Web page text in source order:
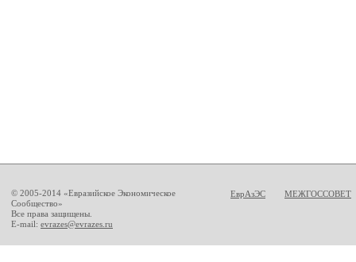
© 2005-2014 «Евразийское Экономическое
Сообщество»
Все права защищены.
E-mail: evrazes@evrazes.ru
ЕврАзЭС МЕЖГОССОВЕТ